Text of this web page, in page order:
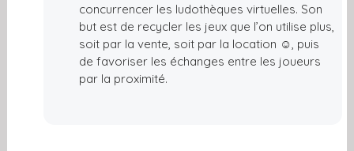
concurrencer les ludothèques virtuelles. Son
but est de recycler les jeux que l’on utilise plus,
soit par la vente, soit par la location ☺️, puis
de favoriser les échanges entre les joueurs
par la proximité.